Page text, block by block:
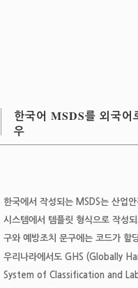
한국어 MSDS를 외국어
우
한국에서 작성되는 MSDS는 산업
시스템에서 템플릿 형식으로 작성
구와 예방조치 문구에는 코드가 할
우리나라에서도 GHS (Globally
System of Classification and